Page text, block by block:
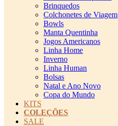
Brinquedos
Colchonetes de Viagem
Bowls
Manta Quentinha
Jogos Americanos
Linha Home
Inverno
Linha Human
Bolsas
Natal e Ano Novo
Copa do Mundo
KITS
COLEÇÕES
SALE